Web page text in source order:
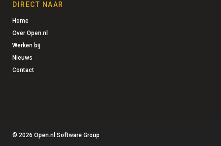
DIRECT NAAR
Home
Over Open.nl
Werken bij
Nieuws
Contact
© 2026 Open.nl Software Group